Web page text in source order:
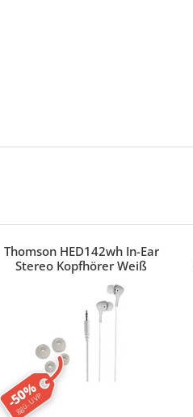
-50%
ggü. UVP
Thomson HED142wh In-Ear
Stereo Kopfhörer Weiß